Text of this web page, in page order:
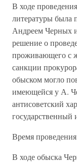
В ходе
литературы была
Андреем Черных
решение о
проживающего с
санкции
обыском могло
имеющейся у А.
антисоветский
государственный
Время
В ходе обыска